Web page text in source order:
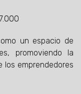
un espacio de
promoviendo la
los emprendedores